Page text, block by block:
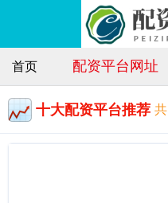
首页 配资平台网址
十大配资平台推荐 共